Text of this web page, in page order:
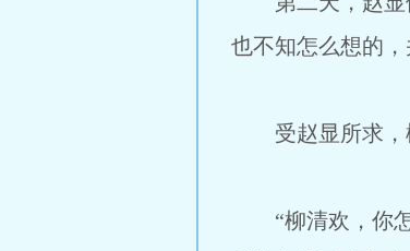
也不知怎么想的
受赵显所求，柳
“柳清欢，你怎